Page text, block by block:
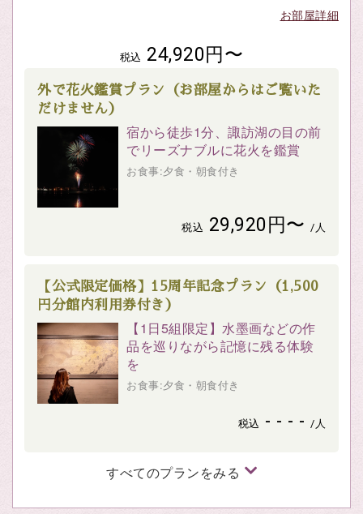
お部屋詳細
税込 24,920円〜
外で花火鑑賞プラン（お部屋からはご覧いた
だけません）
宿から徒歩1分、諏訪湖の目の前
でリーズナブルに花火を鑑賞
お食事:夕食・朝食付き
税込 29,920円〜 /人
【公式限定価格】15周年記念プラン（1,500
円分館内利用券付き）
【1日5組限定】水墨画などの作
品を巡りながら記憶に残る体験
を
お食事:夕食・朝食付き
税込 - - - - /人
すべてのプランをみる